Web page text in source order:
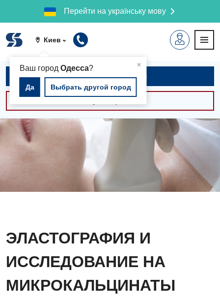
Перейти на українську мову
Киев
×
Ваш город Одесса?
Да Выбрать другой город
Записаться на приём
ЭЛАСТОГРАФИЯ И
ИССЛЕДОВАНИЕ НА
МИКРОКАЛЬЦИНАТЫ